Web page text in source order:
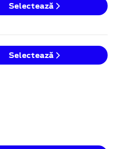
Selectează
Selectează